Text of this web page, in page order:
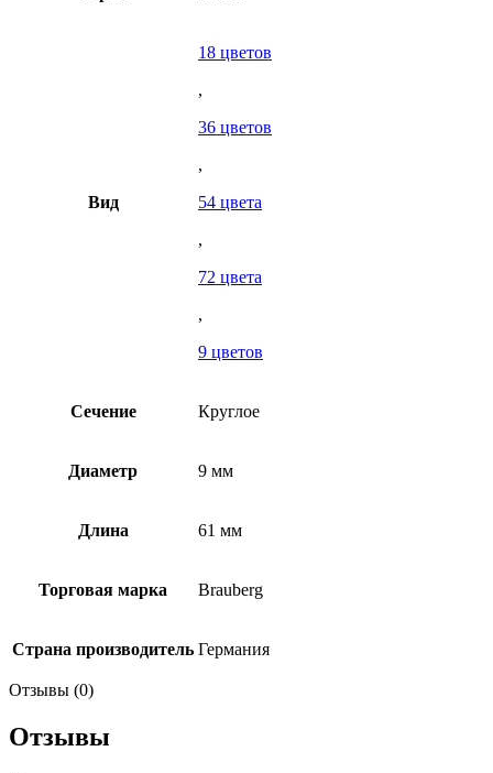
Вид
18 цветов
,
36 цветов
,
54 цвета
,
72 цвета
,
9 цветов
Сечение Круглое
Диаметр 9 мм
Длина 61 мм
Торговая марка Brauberg
Страна производитель Германия
Отзывы (0)
Отзывы